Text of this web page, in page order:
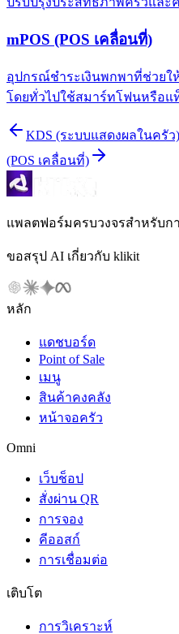
mPOS (POS เคลื่อนที่)
อุปกรณ์ชำระเงินพกพาที่ช่วยใ
โดยทั่วไปใช้สมาร์ทโฟนหรือแ
KDS (ระบบแสดงผลในครัว)
(POS เคลื่อนที่)
แพลตฟอร์มครบวงจรสำหรับก
ขอสรุป AI เกี่ยวกับ klikit
หลัก
แดชบอร์ด
Point of Sale
เมนู
สินค้าคงคลัง
หน้าจอครัว
Omni
เว็บช็อป
สั่งผ่าน QR
การจอง
คีออสก์
การเชื่อมต่อ
เติบโต
การวิเคราะห์